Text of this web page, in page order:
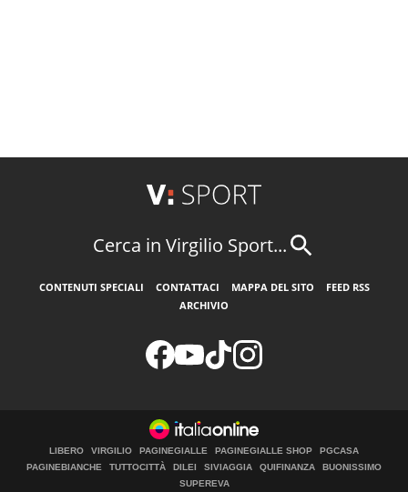
Cerca in Virgilio Sport...
CONTENUTI SPECIALI CONTATTACI MAPPA DEL SITO
FEED RSS
ARCHIVIO
LIBERO VIRGILIO PAGINEGIALLE PAGINEGIALLE SHOP
PGCASA
PAGINEBIANCHE
TUTTOCITTÀ DILEI SIVIAGGIA QUIFINANZA
BUONISSIMO
SUPEREVA